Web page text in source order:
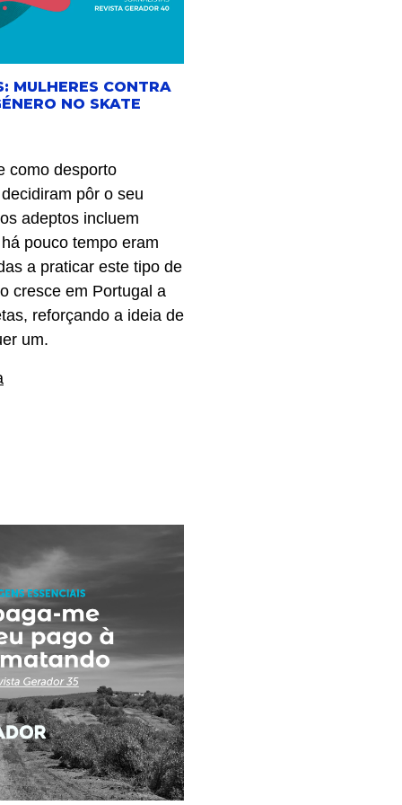
MULHERES CONTRA
NO SKATE
como desporto
pôr o seu
adeptos incluem
pouco tempo eram
a praticar este tipo de
cresce em Portugal a
reforçando a ideia de
um.